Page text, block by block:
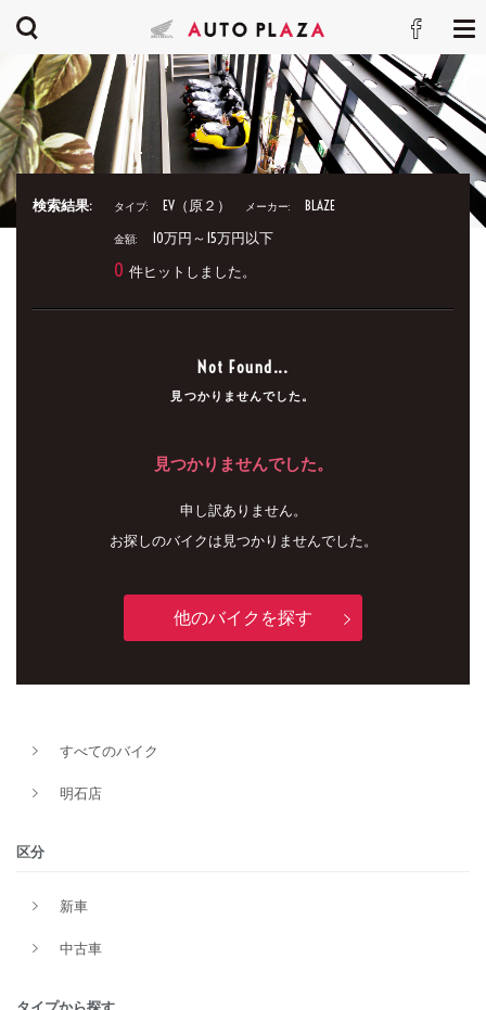
検索結果: タイプ: EV（原２） メーカー: BLAZE
金額: 10万円～15万円以下
0 件ヒットしました。
Not Found...
見つかりませんでした。
見つかりませんでした。
申し訳ありません。
お探しのバイクは見つかりませんでした。
他のバイクを探す
すべてのバイク
明石店
区分
新車
中古車
タイプから探す
新車 中古車
排気量